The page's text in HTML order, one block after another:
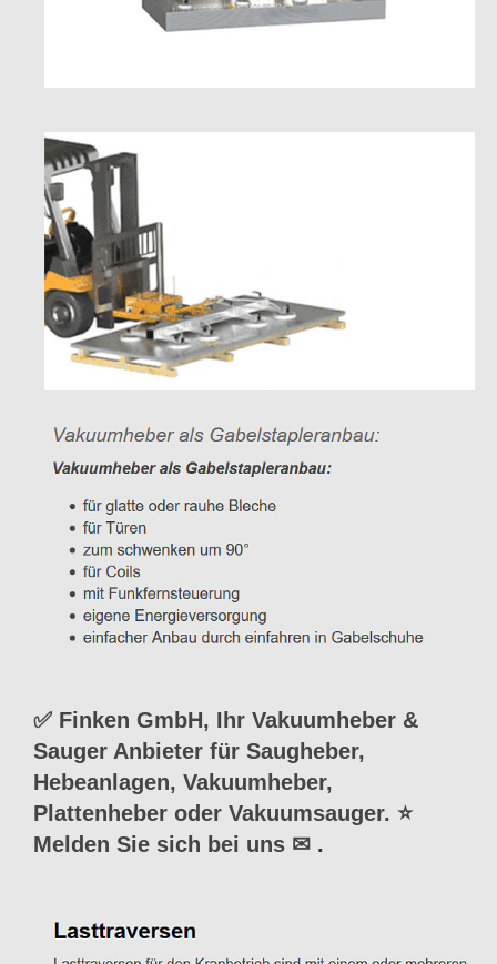
✅ Finken GmbH, Ihr Vakuumheber &
Sauger Anbieter für Saugheber,
Hebeanlagen, Vakuumheber,
Plattenheber oder Vakuumsauger. ⭐
Melden Sie sich bei uns ✉ .